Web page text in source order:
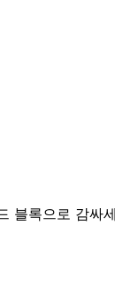
블록으로 감싸